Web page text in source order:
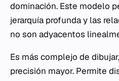
dominación. Este modelo
jerarquía profunda y las
no son adyacentos
Es más complejo de
precisión mayor. Permite